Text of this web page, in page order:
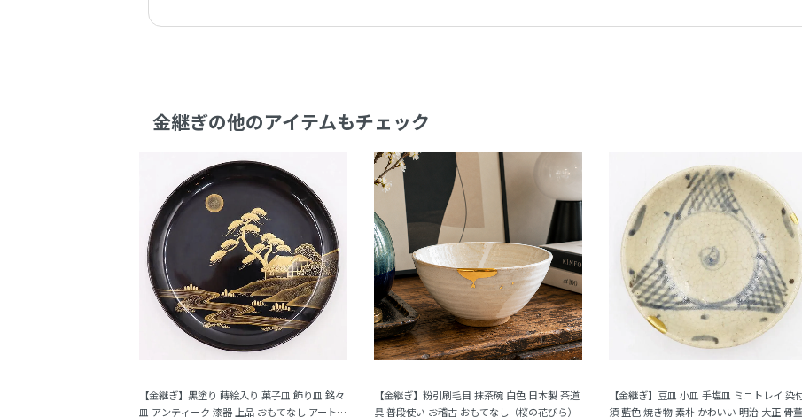
金継ぎの他のアイテムもチェック
【金継ぎ】黒塗り 蒔絵入り 菓子皿 飾り皿 銘々
皿 アンティーク 漆器 上品 おもてなし アート
【金継ぎ】粉引刷毛目 抹茶碗 白色 日本製 茶道
具 普段使い お稽古 おもてなし（桜の花びら）
【金継ぎ】豆皿 小皿 手塩皿 ミニトレイ 染
須 藍色 焼き物 素朴 かわいい 明治 大正 骨